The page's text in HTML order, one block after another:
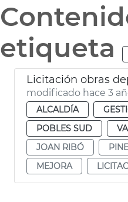
etiqueta
Licitación obras
modificado hace 3
ALCALDÍA
POBLES SUD
JOAN RIBÓ
MEJORA